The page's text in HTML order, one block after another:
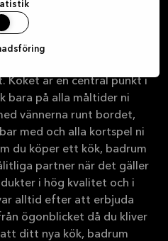
Köket är en central punkt i
bara på alla måltider ni
vännerna runt bordet,
med och alla kortspel ni
du köper ett kök, badrum
partner när det gäller
i hög kvalitet och i
alltid efter att erbjuda
ögonblicket då du kliver
ditt nya kök, badrum